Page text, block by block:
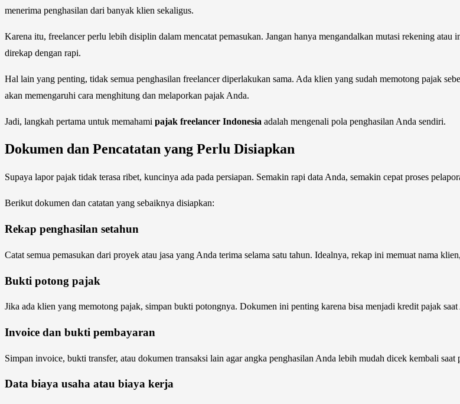
menerima penghasilan dari banyak klien sekaligus.
Karena itu, freelancer perlu lebih disiplin dalam mencatat pemasukan. Jangan hanya mengandalkan mutasi rekening
direkap dengan rapi.
Hal lain yang penting, tidak semua penghasilan freelancer diperlakukan sama. Ada klien yang sudah memotong pajak
akan memengaruhi cara menghitung dan melaporkan pajak Anda.
Jadi, langkah pertama untuk memahami pajak freelancer Indonesia adalah mengenali pola penghasilan Anda sendiri.
Dokumen dan Pencatatan yang Perlu Disiapkan
Supaya lapor pajak tidak terasa ribet, kuncinya ada pada persiapan. Semakin rapi data Anda, semakin cepat proses
Berikut dokumen dan catatan yang sebaiknya disiapkan:
Rekap penghasilan setahun
Catat semua pemasukan dari proyek atau jasa yang Anda terima selama satu tahun. Idealnya, rekap ini memuat nama
Bukti potong pajak
Jika ada klien yang memotong pajak, simpan bukti potongnya. Dokumen ini penting karena bisa menjadi kredit pajak
Invoice dan bukti pembayaran
Simpan invoice, bukti transfer, atau dokumen transaksi lain agar angka penghasilan Anda lebih mudah dicek kembali saat
Data biaya usaha atau biaya kerja